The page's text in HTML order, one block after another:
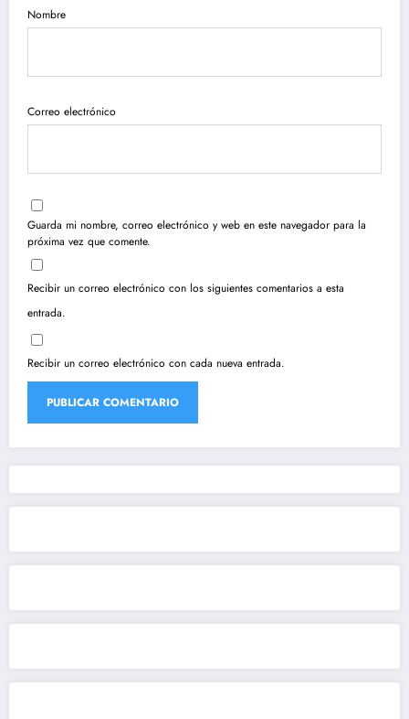
Nombre
Correo electrónico
Guarda mi nombre, correo electrónico y web en este navegador para la
próxima vez que comente.
Recibir un correo electrónico con los siguientes comentarios a esta
entrada.
Recibir un correo electrónico con cada nueva entrada.